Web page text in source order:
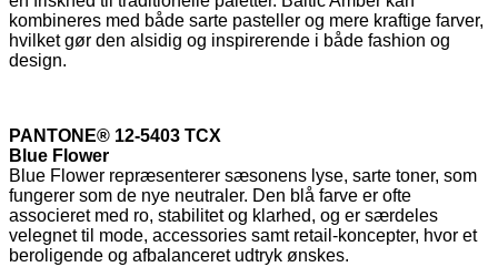
kombineres med både sarte pasteller og mere kraftige farver,
hvilket gør den alsidig og inspirerende i både fashion og
design.
PANTONE® 12-5403 TCX
Blue Flower
Blue Flower repræsenterer sæsonens lyse, sarte toner, som
fungerer som de nye neutraler. Den blå farve er ofte
associeret med ro, stabilitet og klarhed, og er særdeles
velegnet til mode, accessories samt retail-koncepter, hvor et
beroligende og afbalanceret udtryk ønskes.